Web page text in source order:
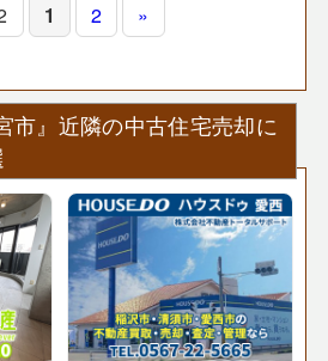
1 2 »
市』近隣の中古住宅売却に